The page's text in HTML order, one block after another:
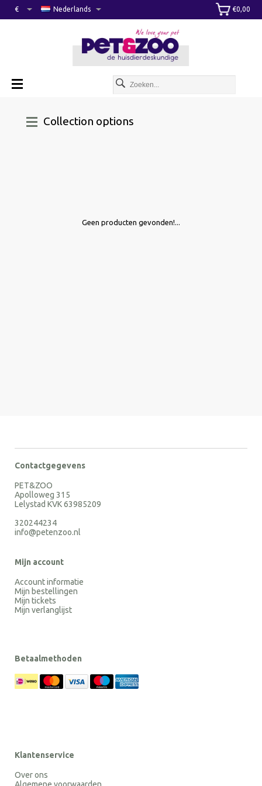
€0,00
Nederlands
€
Collection options
Geen producten gevonden!...
Contactgegevens
PET&ZOO
Apolloweg 315
Lelystad KVK 63985209
320244234
info@petenzoo.nl
Mijn account
Account informatie
Mijn bestellingen
Mijn tickets
Mijn verlanglijst
Betaalmethoden
Klantenservice
Over ons